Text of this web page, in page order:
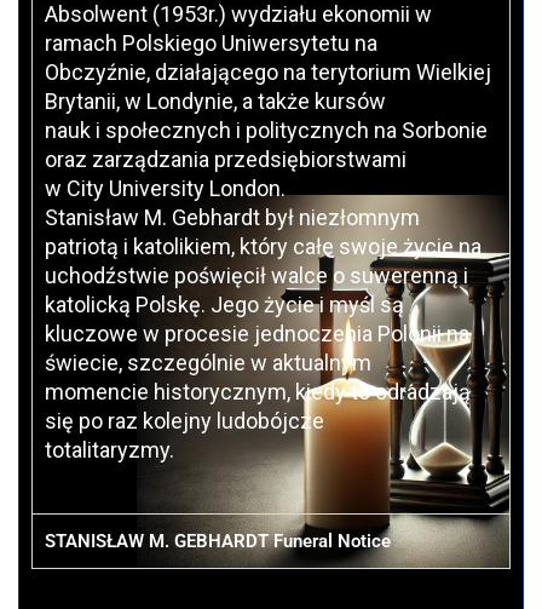
Absolwent (1953r.) wydziału ekonomii w
ramach Polskiego Uniwersytetu na
Obczyźnie, działającego na terytorium Wielkiej
Brytanii, w Londynie, a także kursów
nauk i społecznych i politycznych na Sorbonie
oraz zarządzania przedsiębiorstwami
w City University London.
Stanisław M. Gebhardt był niezłomnym
patriotą i katolikiem, który całe swoje życie na
uchodźstwie poświęcił walce o suwerenną i
katolicką Polskę. Jego życie i myśl są
kluczowe w procesie jednoczenia Polonii na
świecie, szczególnie w aktualnym
momencie historycznym, kiedy to odradzają
się po raz kolejny ludobójcze
totalitaryzmy.
STANISŁAW M. GEBHARDT Funeral Notice